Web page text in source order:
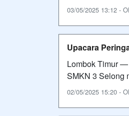
03/05/2025 13:12 -
Upacara
Lombok Timur
SMKN 3 Selong
02/05/2025 15:20 -